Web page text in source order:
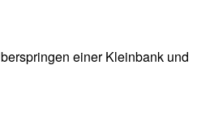
einer Kleinbank und